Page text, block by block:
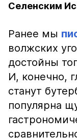
Селенским
Ранее мы
волжских
достойны
И, конечно,
станут
популярна